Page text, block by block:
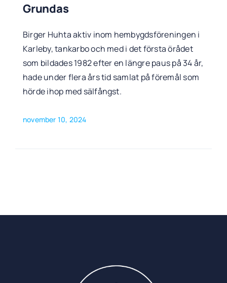
Grundas
Birger Huhta aktiv inom hembygdsföreningen i
Karleby, tankarbo och med i det första örådet
som bildades 1982 efter en längre paus på 34 år,
hade under flera års tid samlat på föremål som
hörde ihop med sälfångst.
november 10, 2024